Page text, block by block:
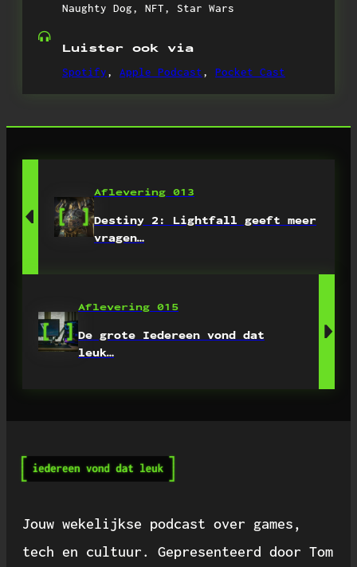
Naughty Dog, NFT, Star Wars
Luister ook via
Spotify, Apple Podcast, Pocket Cast
Aflevering 013
Destiny 2: Lightfall geeft meer
vragen…
Aflevering 015
De grote Iedereen vond dat
leuk…
Jouw wekelijkse podcast over games,
tech en cultuur. Gepresenteerd door Tom